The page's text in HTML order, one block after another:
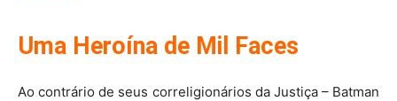
Uma Heroína de Mil Faces
Ao contrário de seus correligionários da Justiça – Batman